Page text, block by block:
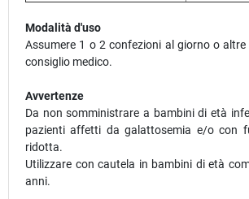
Modalità d'uso
Assumere 1 o 2 confezioni al giorno o
consiglio medico.
Avvertenze
Da non somministrare a bambini di età
pazienti affetti da galattosemia e/o con
ridotta.
Utilizzare con cautela in bambini di età
anni.